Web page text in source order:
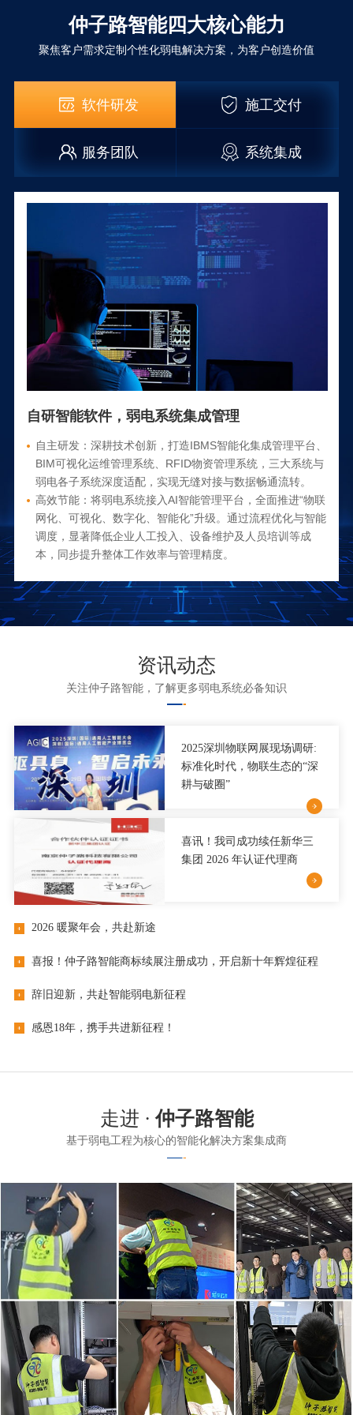
仲子路智能四大核心能力
聚焦客户需求定制个性化弱电解决方案，为客户创造价值
软件研发 施工交付
服务团队 系统集成
自研智能软件，弱电系统集成管理
自主研发：深耕技术创新，打造IBMS智能化集成管理平台、
BIM可视化运维管理系统、RFID物资管理系统，三大系统与
弱电各子系统深度适配，实现无缝对接与数据畅通流转。
高效节能：将弱电系统接入AI智能管理平台，全面推进“物联
网化、可视化、数字化、智能化”升级。通过流程优化与智能
调度，显著降低企业人工投入、设备维护及人员培训等成
本，同步提升整体工作效率与管理精度。
资讯动态
关注仲子路智能，了解更多弱电系统必备知识
2025深圳物联网展现场调研:
标准化时代，物联生态的“深
耕与破圈”
喜讯！我司成功续任新华三
集团 2026 年认证代理商
2026 暖聚年会，共赴新途
喜报！仲子路智能商标续展注册成功，开启新十年辉煌征程
辞旧迎新，共赴智能弱电新征程
感恩18年，携手共进新征程！
走进 ·仲子路智能
基于弱电工程为核心的智能化解决方案集成商